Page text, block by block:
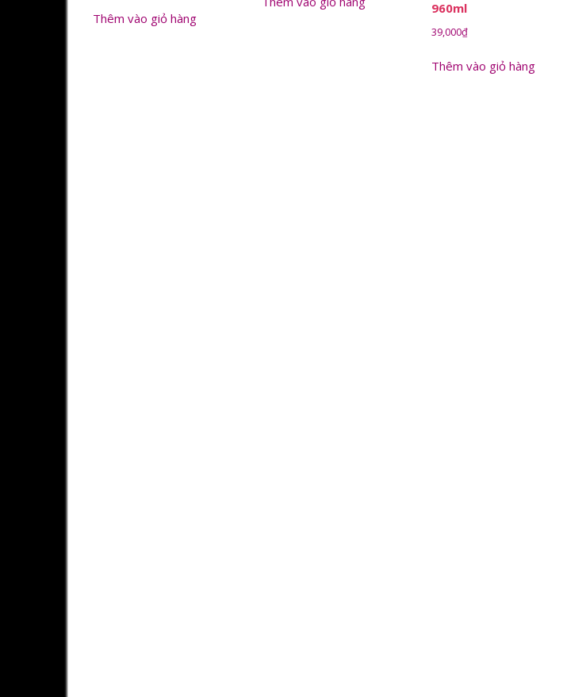
Thêm vào giỏ hàng
960ml
39,000₫
Thêm vào giỏ hàng